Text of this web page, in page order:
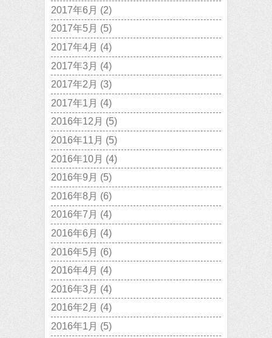
2017年6月 (2)
2017年5月 (5)
2017年4月 (4)
2017年3月 (4)
2017年2月 (3)
2017年1月 (4)
2016年12月 (5)
2016年11月 (5)
2016年10月 (4)
2016年9月 (5)
2016年8月 (6)
2016年7月 (4)
2016年6月 (4)
2016年5月 (6)
2016年4月 (4)
2016年3月 (4)
2016年2月 (4)
2016年1月 (5)